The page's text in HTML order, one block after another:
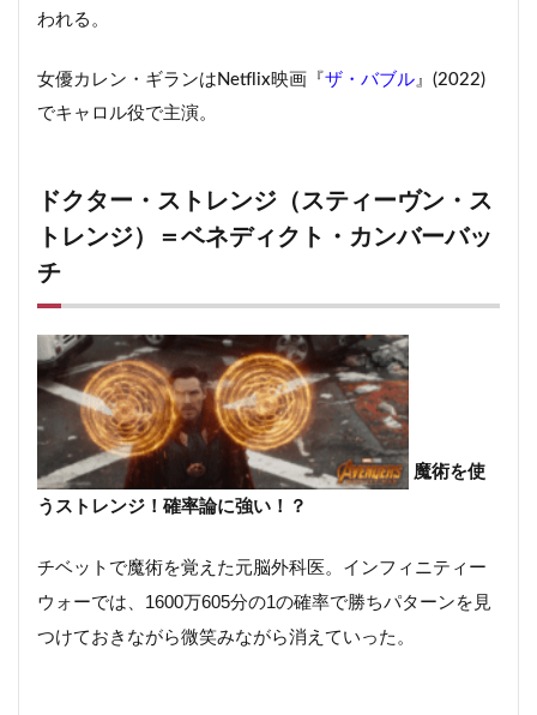
われる。
女優カレン・ギランはNetflix映画『 ザ・バブル』(2022)
でキャロル役で主演。
ドクター・ストレンジ（スティーヴン・ス
トレンジ）＝ベネディクト・カンバーバッ
チ
魔術を使
うストレンジ！確率論に強い！？
チベットで魔術を覚えた元脳外科医。インフィニティー
ウォーでは、1600万605分の1の確率で勝ちパターンを見
つけておきながら微笑みながら消えていった。